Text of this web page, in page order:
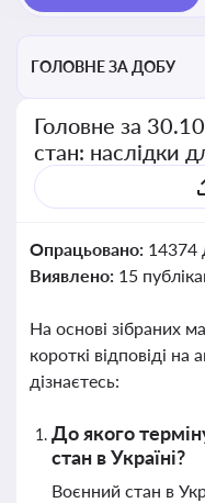
ГОЛОВНЕ ЗА ДОБУ
Головне за
стан: наслідки
Опрацьовано: 14374
Виявлено: 15
На основі зібраних
короткі відповіді на
дізнаєтесь:
До якого
стан в Україні?
Воєнний стан в